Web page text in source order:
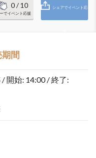
0/ 10
でイベント応援
シェアでイベント応
間
/ 開始: 14:00 / 終了: